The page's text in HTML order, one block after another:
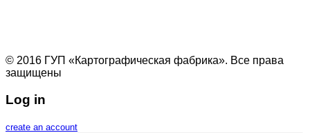
© 2016 ГУП «Картографическая фабрика». Все права
защищены
Log in
create an account